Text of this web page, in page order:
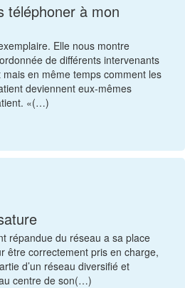
téléphoner à mon
Elle nous montre
de différents intervenants
en même temps comment les
deviennent eux-mêmes
«(…)
répandue du réseau a sa place
être correctement pris en charge,
d’un réseau diversifié et
centre de son(…)